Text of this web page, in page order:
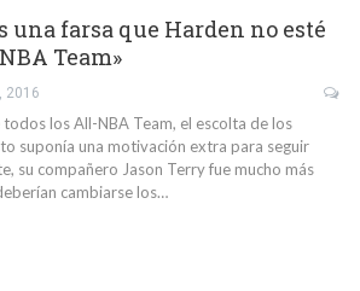
una farsa que Harden no esté
Team»
2016
los All-NBA Team, el escolta de los
suponía una motivación extra para seguir
su compañero Jason Terry fue mucho más
cambiarse los…